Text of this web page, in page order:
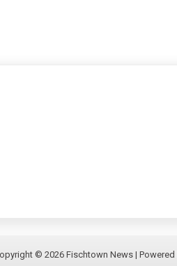
© 2026 Fischtown News | Powered